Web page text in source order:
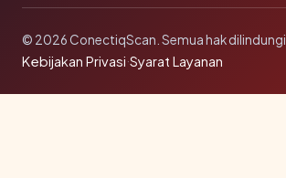
© 2026 ConectiqScan. Semua hak dilindungi.
Kebijakan Privasi·Syarat Layanan